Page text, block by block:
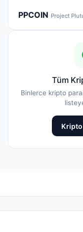
PPCOIN Project
Tüm
Binlerce kripto